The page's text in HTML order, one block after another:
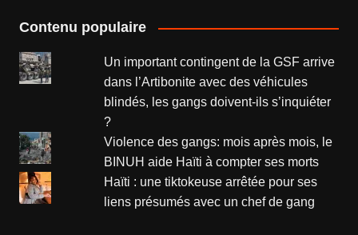
Contenu populaire
Un important contingent de la GSF arrive
dans l’Artibonite avec des véhicules
blindés, les gangs doivent-ils s’inquiéter
?
Violence des gangs: mois après mois, le
BINUH aide Haïti à compter ses morts
Haïti : une tiktokeuse arrêtée pour ses
liens présumés avec un chef de gang